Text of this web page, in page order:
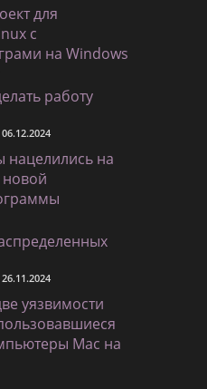
для
с
на Windows
работу
нацелились на
уязвимости
Mac на